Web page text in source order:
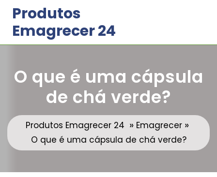
content
Produtos
Emagrecer 24
O que é uma cápsula
de chá verde?
Produtos Emagrecer 24 » Emagrecer »
O que é uma cápsula de chá verde?